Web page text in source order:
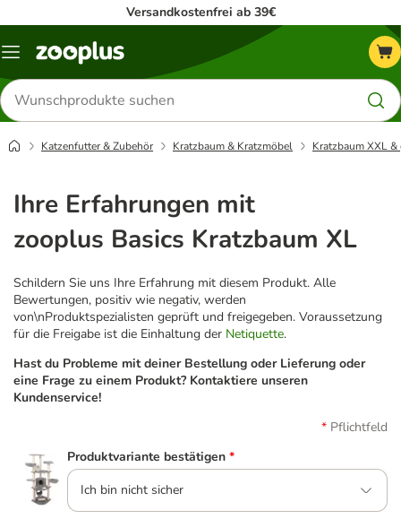
Versandkostenfrei ab 39€
Menü
Produkte
suchen
Katzenfutter & Zubehör Kratzbaum & Kratzmöbel Kratzbaum XXL &
Ihre Erfahrungen mit
zooplus Basics Kratzbaum XL
Schildern Sie uns Ihre Erfahrung mit diesem Produkt. Alle
Bewertungen, positiv wie negativ, werden
von\nProduktspezialisten geprüft und freigegeben. Voraussetzung
für die Freigabe ist die Einhaltung der Netiquette.
Hast du Probleme mit deiner Bestellung oder Lieferung oder
eine Frage zu einem Produkt? Kontaktiere unseren
Kundenservice!
Pflichtfeld
Produktvariante bestätigen *
Ich bin nicht sicher